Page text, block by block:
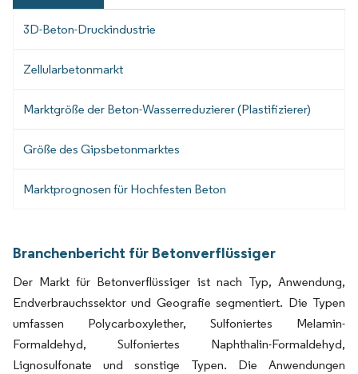
3D-Beton-Druckindustrie
Zellularbetonmarkt
Marktgröße der Beton-Wasserreduzierer (Plastifizierer)
Größe des Gipsbetonmarktes
Marktprognosen für Hochfesten Beton
Branchenbericht für Betonverflüssiger
Der Markt für Betonverflüssiger ist nach Typ, Anwendung,
Endverbrauchssektor und Geografie segmentiert. Die Typen
umfassen Polycarboxylether, Sulfoniertes Melamin-
Formaldehyd, Sulfoniertes Naphthalin-Formaldehyd,
Lignosulfonate und sonstige Typen. Die Anwendungen